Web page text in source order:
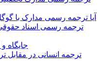
آیا ترجمه رسمی مدارک با
ترجمه رسمی اسناد حقوقی و
جایگاه
ترجمه انسانی در مقابل